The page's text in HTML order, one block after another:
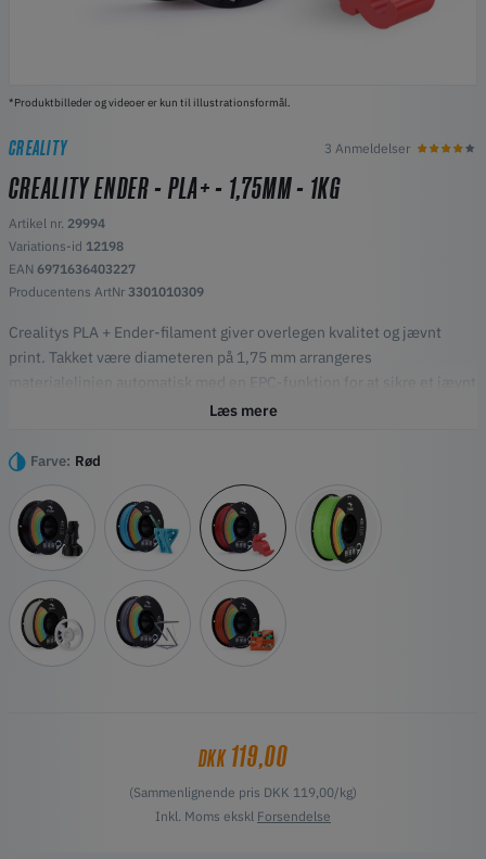
*Produktbilleder og videoer er kun til illustrationsformål.
CREALITY 3 Anmeldelser
CREALITY ENDER - PLA+ - 1,75MM - 1KG
Artikel nr. 29994
Variations-id 12198
EAN 6971636403227
Producentens ArtNr 3301010309
Crealitys PLA + Ender-filament giver overlegen kvalitet og jævnt
print. Takket være diameteren på 1,75 mm arrangeres
materialelinjen automatisk med en EPC-funktion for at sikre et jævnt
output uden sammenfiltringer eller blokeringer, hvilket fremmer et
urenheder, hvilket forbedrer succesraten for print takket være deres
gode fluiditet.
Højdepunkter
Større sejhed uden brud
Høj stabilitet giver højere printkvalitet
Pæn vikling med glat tryk
Flowprint uden tilstopning
Ubegrænsede 3D-modeller og leg med 3D Printing Cloud
Communities
Læs mere
Farve: Rød
DKK119,00
(Sammenlignende pris DKK 119,00/kg)
Inkl. Moms ekskl Forsendelse